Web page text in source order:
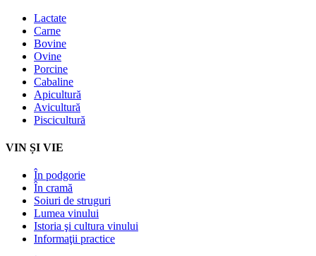
Lactate
Carne
Bovine
Ovine
Porcine
Cabaline
Apicultură
Avicultură
Piscicultură
VIN ȘI VIE
În podgorie
În cramă
Soiuri de struguri
Lumea vinului
Istoria şi cultura vinului
Informaţii practice